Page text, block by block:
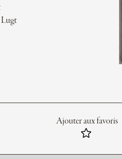
Lugt
Ajouter aux favoris